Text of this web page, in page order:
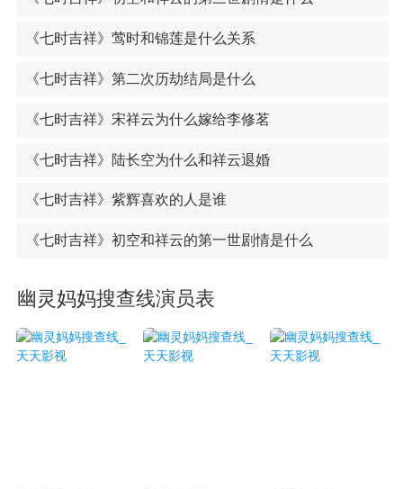
《七时吉祥》莺时和锦莲是什么关系
《七时吉祥》第二次历劫结局是什么
《七时吉祥》宋祥云为什么嫁给李修茗
《七时吉祥》陆长空为什么和祥云退婚
《七时吉祥》紫辉喜欢的人是谁
《七时吉祥》初空和祥云的第一世剧情是什么
幽灵妈妈搜查线演员表